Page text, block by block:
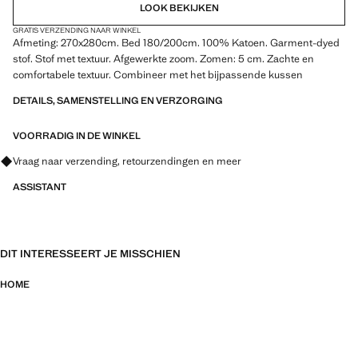
LOOK BEKIJKEN
GRATIS VERZENDING NAAR WINKEL
Afmeting: 270x280cm. Bed 180/200cm. 100% Katoen. Garment-dyed
stof. Stof met textuur. Afgewerkte zoom. Zomen: 5 cm. Zachte en
comfortabele textuur. Combineer met het bijpassende kussen
DETAILS, SAMENSTELLING EN VERZORGING
VOORRADIG IN DE WINKEL
Vraag naar verzending, retourzendingen en meer
ASSISTANT
DIT INTERESSEERT JE MISSCHIEN
HOME